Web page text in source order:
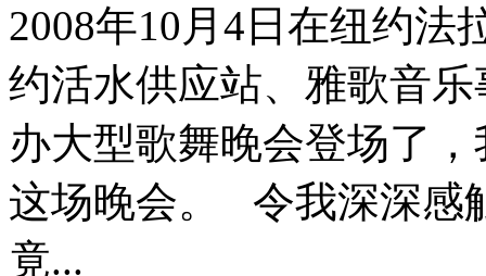
2008年10月4日在纽约法
约活水供应站、雅歌音
办大型歌舞晚会登场了
这场晚会。 令我深深感
竟...